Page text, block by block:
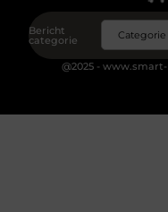
Bericht
categorie
@2025 -